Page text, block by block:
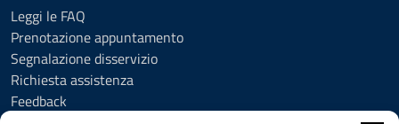
Leggi le FAQ
Prenotazione appuntamento
Segnalazione disservizio
Richiesta assistenza
Feedback